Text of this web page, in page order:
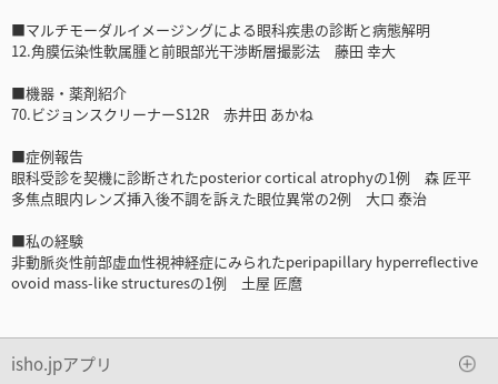
■マルチモーダルイメージングによる眼科疾患の診断と病態解明
12.角膜伝染性軟属腫と前眼部光干渉断層撮影法 藤田 幸大
■機器・薬剤紹介
70.ビジョンスクリーナーS12R 赤井田 あかね
■症例報告
眼科受診を契機に診断されたposterior cortical atrophyの1例 森 匠平
多焦点眼内レンズ挿入後不調を訴えた眼位異常の2例 大口 泰治
■私の経験
非動脈炎性前部虚血性視神経症にみられたperipapillary hyperreflective
ovoid mass-like structuresの1例 土屋 匠麿
isho.jpアプリ